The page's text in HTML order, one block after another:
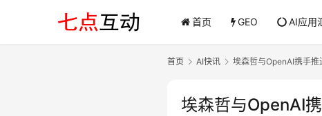
首页 GEO AI应用
首页 AI快讯 埃森哲与OpenAI携手
埃森哲与OpenAI